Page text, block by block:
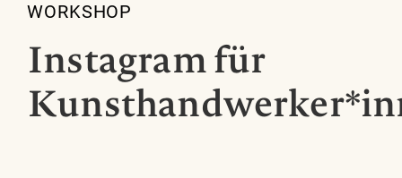
WORKSHOP
Instagram für